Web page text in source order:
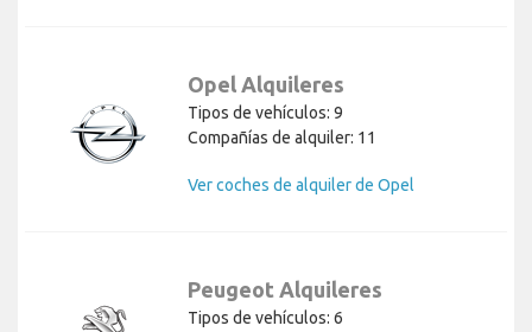
Opel Alquileres
Tipos de vehículos: 9
Compañías de alquiler: 11
Ver coches de alquiler de Opel
Peugeot Alquileres
Tipos de vehículos: 6